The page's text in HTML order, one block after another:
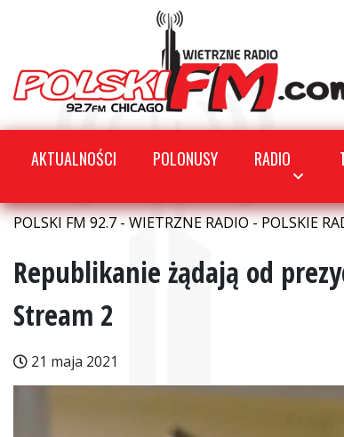
AKTUALNOŚCI POLONUSY RADIO
POLSKI FM 92.7 - WIETRZNE RADIO - POLSKIE
Republikanie żądają od
Stream 2
21 maja 2021